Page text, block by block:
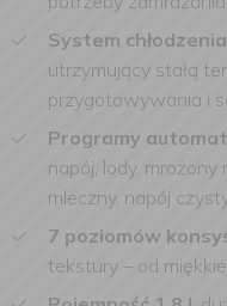
System chłodzenia
utrzymujący stałą
przygotowywania i
Programy
napój, lody,
mleczny, napój
7 poziomów
tekstury – od